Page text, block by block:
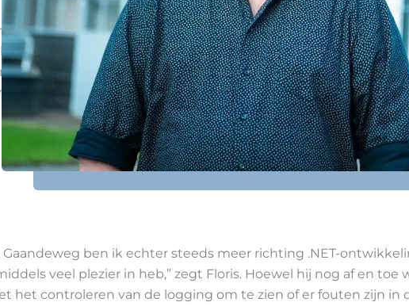
en
14
in
ben ik echter steeds meer richting .NET-
veel plezier in heb,” zegt Floris. Hoewel hij nog af en toe
het controleren van de logging om te zien of er fouten zijn in